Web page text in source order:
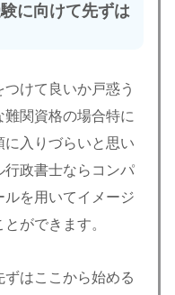
に向けて先ずは
けて良いか戸惑う
難関資格の場合特に
入りづらいと思い
行政書士ならコンパ
ルを用いてイメージ
ができます。
はここから始める